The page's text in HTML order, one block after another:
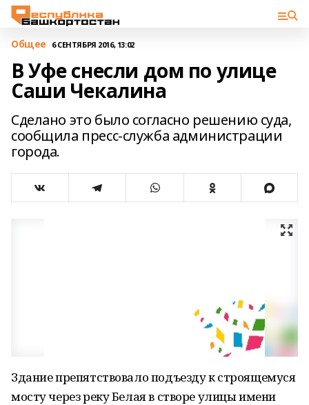
Общее 6 СЕНТЯБРЯ 2016, 13:02
В Уфе снесли дом по улице
Саши Чекалина
Сделано это было согласно решению суда,
сообщила пресс-служба администрации
города.
Здание препятствовало подъезду к строящемуся
мосту через реку Белая в створе улицы имени